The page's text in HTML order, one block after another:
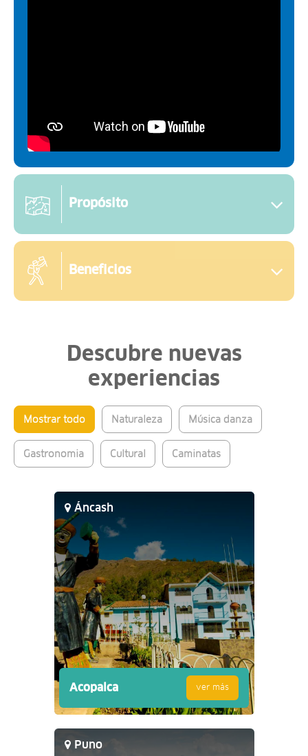
Propósito
Beneficios
Descubre nuevas
experiencias
Mostrar todo Naturaleza Música danza
Gastronomia Cultural Caminatas
Áncash
Acopalca ver más
Puno